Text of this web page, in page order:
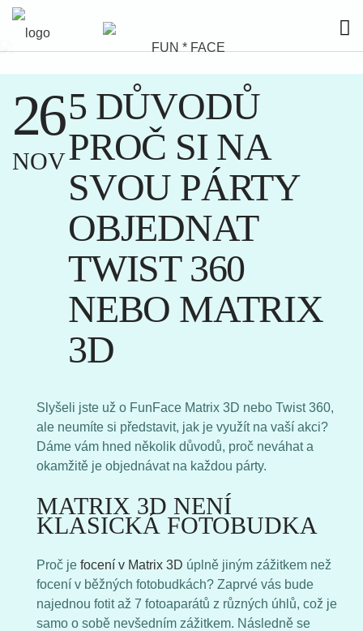
26
NOV
5 DŮVODŮ
PROČ SI NA
SVOU PÁRTY
OBJEDNAT
TWIST 360
NEBO MATRIX
3D
Slyšeli jste už o FunFace Matrix 3D nebo Twist 360,
ale neumíte si představit, jak je využít na vaší akci?
Dáme vám hned několik důvodů, proč neváhat a
okamžitě je objednávat na každou párty.
MATRIX 3D NENÍ
KLASICKÁ FOTOBUDKA
Proč je focení v Matrix 3D úplně jiným zážitkem než
focení v běžných fotobudkách? Zaprvé vás bude
najednou fotit až 7 fotoaparátů z různých úhlů, což je
samo o sobě nevšedním zážitkem. Následně se